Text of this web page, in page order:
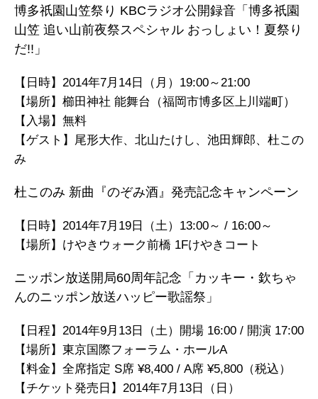
博多祇園山笠祭り KBCラジオ公開録音「博多祇園
山笠 追い山前夜祭スペシャル おっしょい！夏祭り
だ!!」
【日時】2014年7月14日（月）19:00～21:00
【場所】櫛田神社 能舞台（福岡市博多区上川端町）
【入場】無料
【ゲスト】尾形大作、北山たけし、池田輝郎、杜この
み
杜このみ 新曲『のぞみ酒』発売記念キャンペーン
【日時】2014年7月19日（土）13:00～ / 16:00～
【場所】けやきウォーク前橋 1Fけやきコート
ニッポン放送開局60周年記念「カッキー・欽ちゃ
んのニッポン放送ハッピー歌謡祭」
【日程】2014年9月13日（土）開場 16:00 / 開演 17:00
【場所】東京国際フォーラム・ホールA
【料金】全席指定 S席 ¥8,400 / A席 ¥5,800（税込）
【チケット発売日】2014年7月13日（日）